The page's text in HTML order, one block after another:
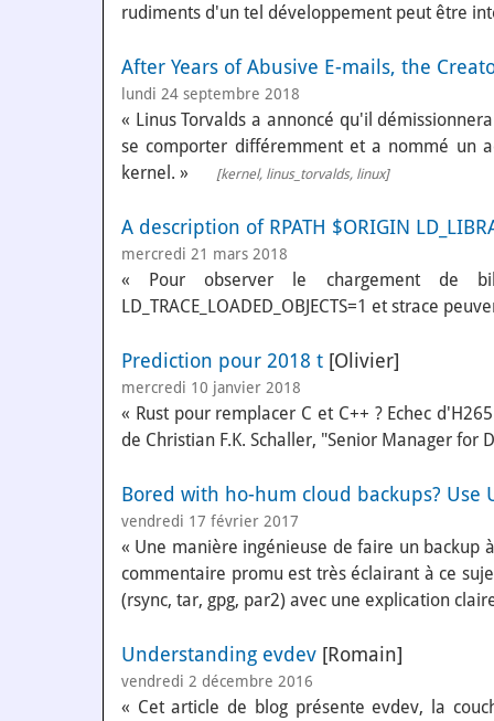
rudiments d'un tel développement peut être
After Years of Abusive E-mails, the
lundi 24 septembre 2018
« Linus Torvalds a annoncé qu'il
se comporter différemment et a nommé un
kernel. »
[kernel, linus_torvalds, linux]
A description of RPATH $ORIGIN
mercredi 21 mars 2018
« Pour observer le chargement de
LD_TRACE_LOADED_OBJECTS=1 et strace
Prediction pour 2018 t [Olivier]
mercredi 10 janvier 2018
« Rust pour remplacer C et C++ ? Echec
de Christian F.K. Schaller, "Senior Manager for
Bored with ho-hum cloud backups? Use
vendredi 17 février 2017
« Une manière ingénieuse de faire un
commentaire promu est très éclairant à ce
(rsync, tar, gpg, par2) avec une explication
Understanding evdev [Romain]
vendredi 2 décembre 2016
« Cet article de blog présente evdev, la